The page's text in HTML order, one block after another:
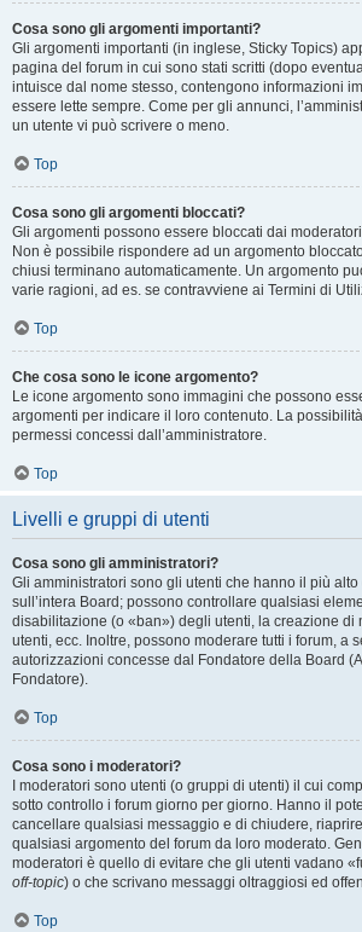
Cosa sono gli argomenti importanti?
Gli argomenti importanti (in inglese, Sticky Topics)
pagina del forum in cui sono stati scritti (dopo
intuisce dal nome stesso, contengono informazioni
essere lette sempre. Come per gli annunci,
un utente vi può scrivere o meno.
Top
Cosa sono gli argomenti bloccati?
Gli argomenti possono essere bloccati dai
Non è possibile rispondere ad un argomento
chiusi terminano automaticamente. Un argomento
varie ragioni, ad es. se contravviene ai Termini di
Top
Che cosa sono le icone argomento?
Le icone argomento sono immagini che possono
argomenti per indicare il loro contenuto. La
permessi concessi dall’amministratore.
Top
Livelli e gruppi di utenti
Cosa sono gli amministratori?
Gli amministratori sono gli utenti che hanno il più
sull’intera Board; possono controllare qualsiasi
disabilitazione (o «ban») degli utenti, la creazione di
utenti, ecc. Inoltre, possono moderare tutti i forum, a
autorizzazioni concesse dal Fondatore della Board
Fondatore).
Top
Cosa sono i moderatori?
I moderatori sono utenti (o gruppi di utenti) il cui
sotto controllo i forum giorno per giorno. Hanno il
cancellare qualsiasi messaggio e di chiudere,
qualsiasi argomento del forum da loro moderato.
moderatori è quello di evitare che gli utenti vadano
off-topic) o che scrivano messaggi oltraggiosi ed
Top